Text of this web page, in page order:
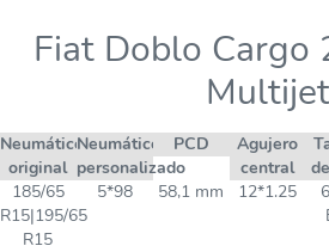
Fiat Doblo Cargo
Multijet
Neumático
original
Neumático
personalizado
PCD
Agujero
central
185/65
R15|195/65
R15
5*98 58,1 mm 12*1.25